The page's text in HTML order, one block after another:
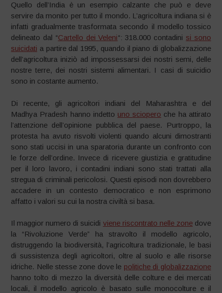
Quello dell’India è un esempio calzante che può e deve
servire da monito per tutto il mondo. L’agricoltura indiana si è
infatti gradualmente trasformata secondo il modello tossico
delineato dal “Cartello dei Veleni“: 318.000 contadinisi sono
suicidati a partire dal 1995, quando il piano di globalizzazione
dell’agricoltura iniziò ad impossessarsi dei nostri semi, delle
nostre terre, dei nostri sistemi alimentari. I casi di suicidio
sono in costante aumento.
Di recente, gli agricoltori indiani del Maharashtra e del
Madhya Pradesh hanno indetto unosciopero che ha attirato
l’attenzione dell’opinione pubblica del paese. Purtroppo, la
protesta ha avuto risvolti violenti quando alcuni dimostranti
sono stati uccisi in una sparatoria durante un confronto con
le forze dell’ordine. Invece di ricevere giustizia e gratitudine
per il loro lavoro, i contadini indiani sono stati trattati alla
stregua di criminali pericolosi. Questi episodi non dovrebbero
accadere in un contesto democratico e non esprimono
affatto i valori su cui la nostra civiltà si basa.
Il maggior numero di suicidi viene riscontrato nelle zonedove
la “Rivoluzione Verde” ha stravolto il modello agricolo,
distruggendo la biodiversità, l’agricoltura tradizionale, le basi
di sussistenza degli agricoltori, oltre al suolo e alle risorse
idriche. Nelle stesse zone dove le politiche di globalizzazione
hanno tolto di mezzo la diversità delle colture e dei mercati
locali, il modello agricolo è basato sulle monocolture e il